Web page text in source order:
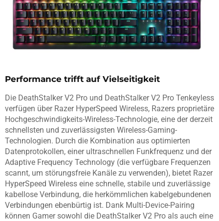
Performance trifft auf Vielseitigkeit
Die DeathStalker V2 Pro und DeathStalker V2 Pro Tenkeyless
verfügen über Razer HyperSpeed ​​Wireless, Razers proprietäre
Hochgeschwindigkeits-Wireless-Technologie, eine der derzeit
schnellsten und zuverlässigsten Wireless-Gaming-
Technologien. Durch die Kombination aus optimierten
Datenprotokollen, einer ultraschnellen Funkfrequenz und der
Adaptive Frequency Technology (die verfügbare Frequenzen
scannt, um störungsfreie Kanäle zu verwenden), bietet Razer
HyperSpeed ​​Wireless eine schnelle, stabile und zuverlässige
kabellose Verbindung, die herkömmlichen kabelgebundenen
Verbindungen ebenbürtig ist. Dank Multi-Device-Pairing
können Gamer sowohl die DeathStalker V2 Pro als auch eine